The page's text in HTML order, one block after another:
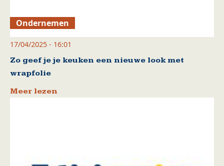
Ondernemen
17/04/2025 - 16:01
Zo geef je je keuken een nieuwe look met
wrapfolie
Meer lezen